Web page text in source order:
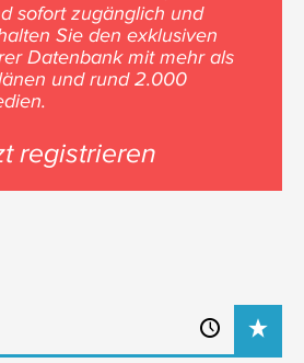
sofort zugänglich und
Sie den exklusiven
Datenbank mit mehr als
und rund 2.000
registrieren